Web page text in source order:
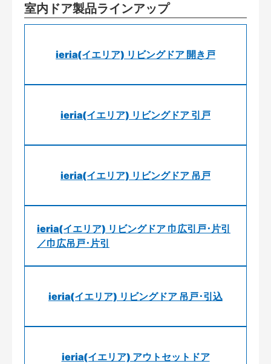
室内ドア製品ラインアップ
ieria(イエリア) リビングドア 開き戸
ieria(イエリア) リビングドア 引戸
ieria(イエリア) リビングドア 吊戸
ieria(イエリア) リビングドア 巾広引戸･片引
／巾広吊戸･片引
ieria(イエリア) リビングドア 吊戸･引込
ieria(イエリア) アウトセットドア